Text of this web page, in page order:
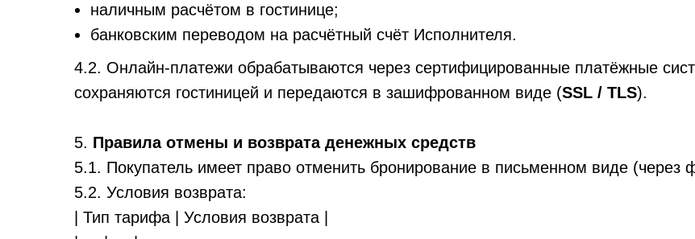
наличным расчётом в гостинице;
банковским переводом на расчётный счёт Исполнителя.
4.2. Онлайн-платежи обрабатываются через сертифицированные платёжные
сохраняются гостиницей и передаются в зашифрованном виде (SSL / TLS).
5. Правила отмены и возврата денежных средств
5.1. Покупатель имеет право отменить бронирование в письменном виде (через
5.2. Условия возврата:
| Тип тарифа | Условия возврата |